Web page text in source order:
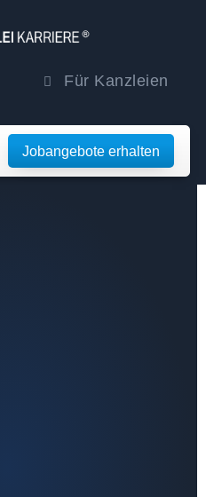
Für Kanzleien
Jobangebote erhalten